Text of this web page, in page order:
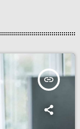
insert_link